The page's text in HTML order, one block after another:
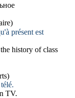
présent est
history of class
TV.